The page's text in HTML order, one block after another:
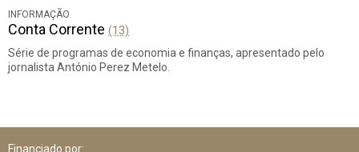
INFORMAÇÃO
Conta Corrente (13)
Série de programas de economia e finanças, apresentado pelo
jornalista António Perez Metelo.
Financiado por: